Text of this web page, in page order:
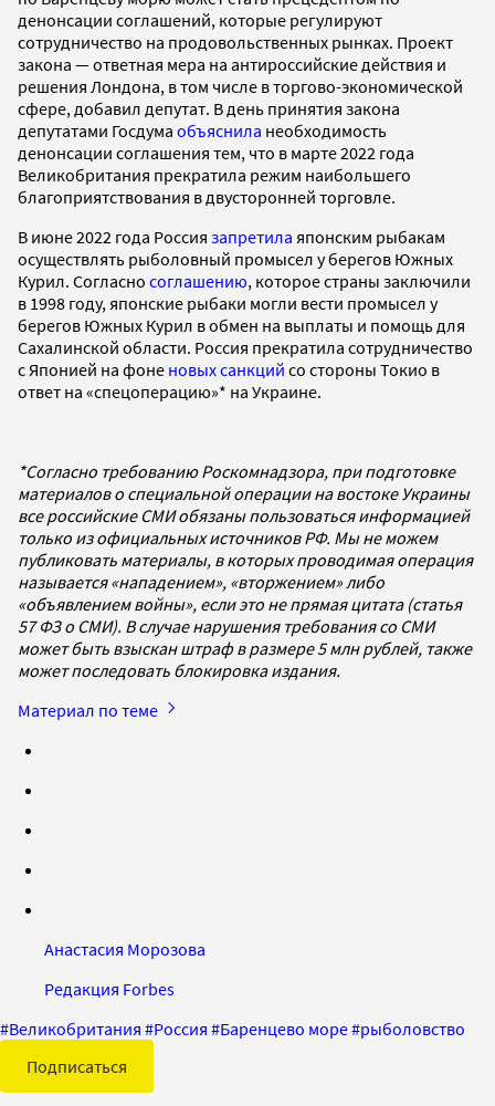
денонсации соглашений, которые регулируют
сотрудничество на продовольственных рынках. Проект
закона — ответная мера на антироссийские действия и
решения Лондона, в том числе в торгово-экономической
сфере, добавил депутат. В день принятия закона
депутатами Госдума объяснила необходимость
денонсации соглашения тем, что в марте 2022 года
Великобритания прекратила режим наибольшего
благоприятствования в двусторонней торговле.
В июне 2022 года Россия запретила японским рыбакам
осуществлять рыболовный промысел у берегов Южных
Курил. Согласно соглашению, которое страны заключили
в 1998 году, японские рыбаки могли вести промысел у
берегов Южных Курил в обмен на выплаты и помощь для
Сахалинской области. Россия прекратила сотрудничество
с Японией на фоне новых санкций со стороны Токио в
ответ на «спецоперацию»* на Украине.
*Согласно требованию Роскомнадзора, при подготовке
материалов о специальной операции на востоке Украины
все российские СМИ обязаны пользоваться информацией
только из официальных источников РФ. Мы не можем
публиковать материалы, в которых проводимая операция
называется «нападением», «вторжением» либо
«объявлением войны», если это не прямая цитата (статья
57 ФЗ о СМИ). В случае нарушения требования со СМИ
может быть взыскан штраф в размере 5 млн рублей, также
может последовать блокировка издания.
Материал по теме
Анастасия Морозова
Редакция Forbes
#Великобритания #Россия #Баренцево море#рыболовство
Подписаться